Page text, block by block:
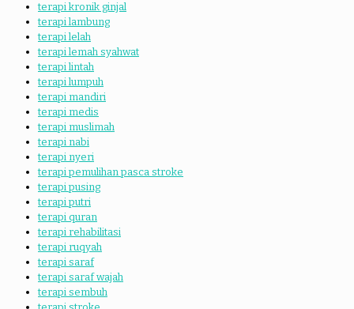
terapi kronik ginjal
terapi lambung
terapi lelah
terapi lemah syahwat
terapi lintah
terapi lumpuh
terapi mandiri
terapi medis
terapi muslimah
terapi nabi
terapi nyeri
terapi pemulihan pasca stroke
terapi pusing
terapi putri
terapi quran
terapi rehabilitasi
terapi ruqyah
terapi saraf
terapi saraf wajah
terapi sembuh